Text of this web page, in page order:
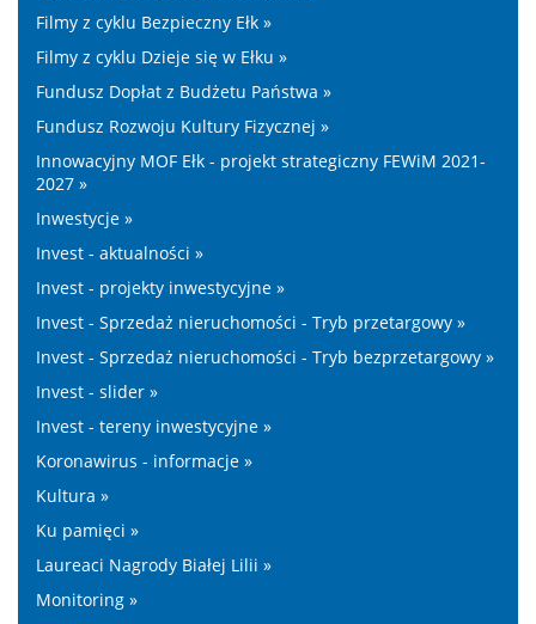
Filmy z cyklu Bezpieczny Ełk »
Filmy z cyklu Dzieje się w Ełku »
Fundusz Dopłat z Budżetu Państwa »
Fundusz Rozwoju Kultury Fizycznej »
Innowacyjny MOF Ełk - projekt strategiczny FEWiM 2021-
2027 »
Inwestycje »
Invest - aktualności »
Invest - projekty inwestycyjne »
Invest - Sprzedaż nieruchomości - Tryb przetargowy »
Invest - Sprzedaż nieruchomości - Tryb bezprzetargowy »
Invest - slider »
Invest - tereny inwestycyjne »
Koronawirus - informacje »
Kultura »
Ku pamięci »
Laureaci Nagrody Białej Lilii »
Monitoring »